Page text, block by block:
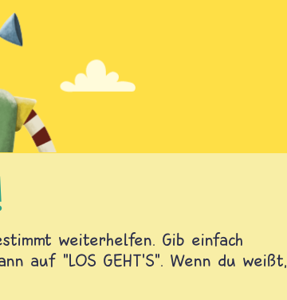
weiterhelfen. Gib einfach
auf "LOS GEHT'S". Wenn du weißt,